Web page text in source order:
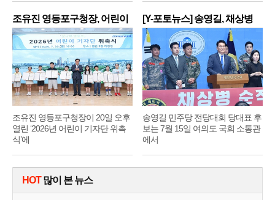
조유진 영등포구청장, 어린이
기
조유진 영등포구청장이 20일 오후
열린 ‘2026년 어린이 기자단 위촉
식’에
[Y-포토뉴스] 송영길, 채상병
순
송영길 민주당 전당대회 당대표 후
보는 7월 15일 여의도 국회 소통관
에서
HOT많이 본 뉴스